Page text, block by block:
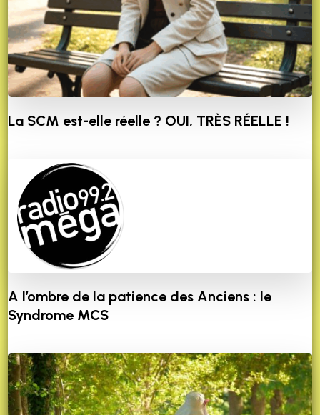
La SCM est-elle réelle ? OUI, TRÈS RÉELLE !
A l’ombre de la patience des Anciens : le
Syndrome MCS